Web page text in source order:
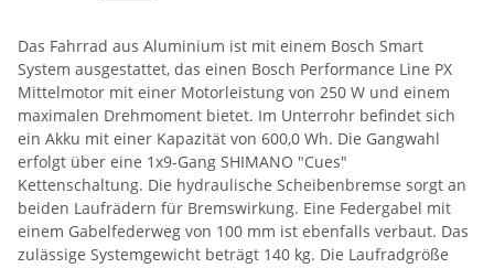
Das Fahrrad aus Aluminium ist mit einem Bosch Smart
System ausgestattet, das einen Bosch Performance Line PX
Mittelmotor mit einer Motorleistung von 250 W und einem
maximalen Drehmoment bietet. Im Unterrohr befindet sich
ein Akku mit einer Kapazität von 600,0 Wh. Die Gangwahl
erfolgt über eine 1x9-Gang SHIMANO "Cues"
Kettenschaltung. Die hydraulische Scheibenbremse sorgt an
beiden Laufrädern für Bremswirkung. Eine Federgabel mit
einem Gabelfederweg von 100 mm ist ebenfalls verbaut. Das
zulässige Systemgewicht beträgt 140 kg. Die Laufradgröße